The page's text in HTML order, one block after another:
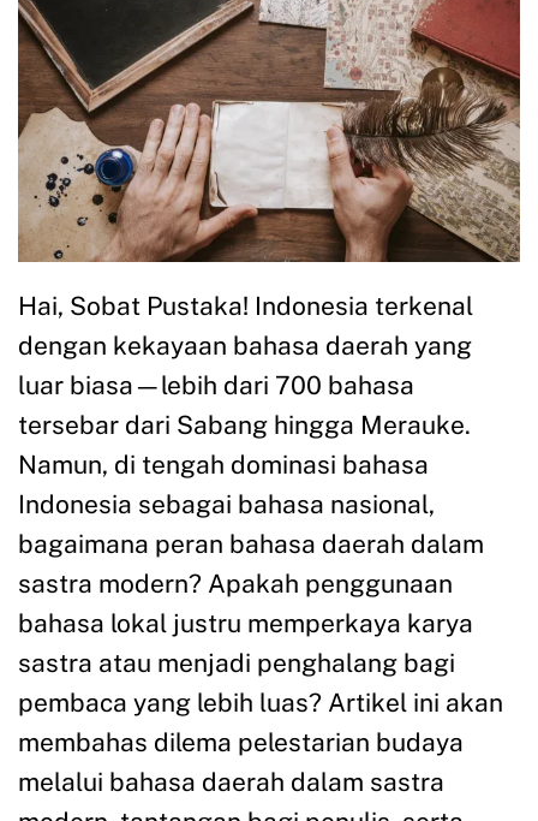
Hai, Sobat Pustaka! Indonesia terkenal
dengan kekayaan bahasa daerah yang
luar biasa—lebih dari 700 bahasa
tersebar dari Sabang hingga Merauke.
Namun, di tengah dominasi bahasa
Indonesia sebagai bahasa nasional,
bagaimana peran bahasa daerah dalam
sastra modern? Apakah penggunaan
bahasa lokal justru memperkaya karya
sastra atau menjadi penghalang bagi
pembaca yang lebih luas? Artikel ini akan
membahas dilema pelestarian budaya
melalui bahasa daerah dalam sastra